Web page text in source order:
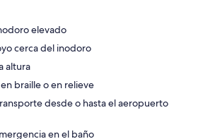
elevado
cerca del inodoro
altura
braille o en relieve
desde o hasta el aeropuerto
en el baño